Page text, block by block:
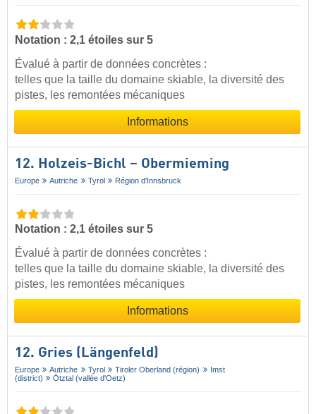
Notation : 2,1 étoiles sur 5
Évalué à partir de données concrètes :
telles que la taille du domaine skiable, la diversité des
pistes, les remontées mécaniques
Informations
12. Holzeis-Bichl – Obermieming
Europe Autriche Tyrol Région d'Innsbruck
Notation : 2,1 étoiles sur 5
Évalué à partir de données concrètes :
telles que la taille du domaine skiable, la diversité des
pistes, les remontées mécaniques
Informations
12. Gries (Längenfeld)
Europe Autriche Tyrol Tiroler Oberland (région)
Imst
(district)
Ötztal (vallée d'Oetz)